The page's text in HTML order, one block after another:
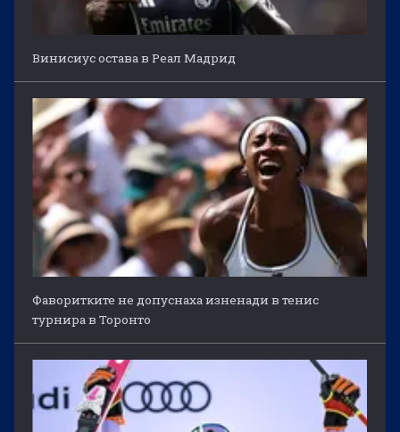
Винисиус остава в Реал Мадрид
Фаворитките не допуснаха изненади в тенис
турнира в Торонто